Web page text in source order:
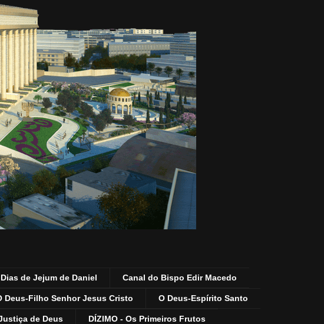
de Jejum de Daniel Canal do Bispo Edir Macedo
Deus-Filho Senhor Jesus Cristo O Deus-Espírito Santo
de Deus DÍZIMO - Os Primeiros Frutos